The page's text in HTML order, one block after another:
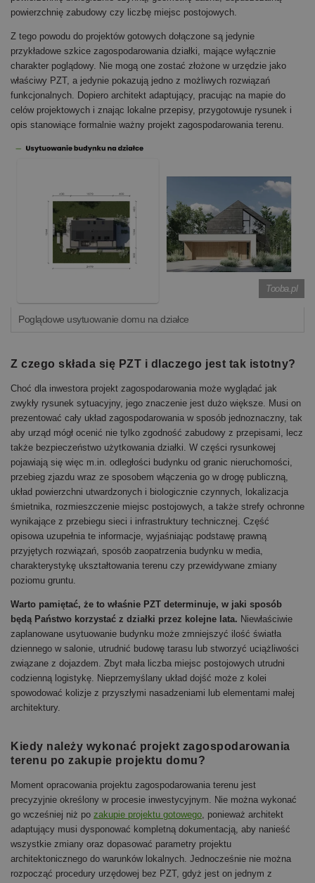
powierzchnię zabudowy czy liczbę miejsc postojowych.
Z tego powodu do projektów gotowych dołączone są jedynie
przykładowe szkice zagospodarowania działki, mające wyłącznie
charakter poglądowy. Nie mogą one zostać złożone w urzędzie jako
właściwy PZT, a jedynie pokazują jedno z możliwych rozwiązań
funkcjonalnych. Dopiero architekt adaptujący, pracując na mapie do
celów projektowych i znając lokalne przepisy, przygotowuje rysunek i
opis stanowiące formalnie ważny projekt zagospodarowania terenu.
Tooba.pl
Poglądowe usytuowanie domu na działce
Z czego składa się PZT i dlaczego jest tak istotny?
Choć dla inwestora projekt zagospodarowania może wyglądać jak
zwykły rysunek sytuacyjny, jego znaczenie jest dużo większe. Musi on
prezentować cały układ zagospodarowania w sposób jednoznaczny, tak
aby urząd mógł ocenić nie tylko zgodność zabudowy z przepisami, lecz
także bezpieczeństwo użytkowania działki. W części rysunkowej
pojawiają się więc m.in. odległości budynku od granic nieruchomości,
przebieg zjazdu wraz ze sposobem włączenia go w drogę publiczną,
układ powierzchni utwardzonych i biologicznie czynnych, lokalizacja
śmietnika, rozmieszczenie miejsc postojowych, a także strefy ochronne
wynikające z przebiegu sieci i infrastruktury technicznej. Część
opisowa uzupełnia te informacje, wyjaśniając podstawę prawną
przyjętych rozwiązań, sposób zaopatrzenia budynku w media,
charakterystykę ukształtowania terenu czy przewidywane zmiany
poziomu gruntu.
Warto pamiętać, że to właśnie PZT determinuje, w jaki sposób
będą Państwo korzystać z działki przez kolejne lata. Niewłaściwie
zaplanowane usytuowanie budynku może zmniejszyć ilość światła
dziennego w salonie, utrudnić budowę tarasu lub stworzyć uciążliwości
związane z dojazdem. Zbyt mała liczba miejsc postojowych utrudni
codzienną logistykę. Nieprzemyślany układ dojść może z kolei
spowodować kolizje z przyszłymi nasadzeniami lub elementami małej
architektury.
Kiedy należy wykonać projekt zagospodarowania
terenu po zakupie projektu domu?
Moment opracowania projektu zagospodarowania terenu jest
precyzyjnie określony w procesie inwestycyjnym. Nie można wykonać
go wcześniej niż po zakupie projektu gotowego , ponieważ architekt
adaptujący musi dysponować kompletną dokumentacją, aby nanieść
wszystkie zmiany oraz dopasować parametry projektu
architektonicznego do warunków lokalnych. Jednocześnie nie można
rozpocząć procedury urzędowej bez PZT, gdyż jest on jednym z